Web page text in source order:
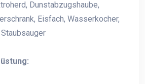
Dunstabzugshaube,
Eisfach, Wasserkocher,